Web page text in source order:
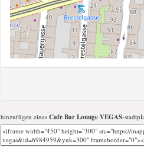
hinzufügen eines Cafe Bar Lounge VEGAS-